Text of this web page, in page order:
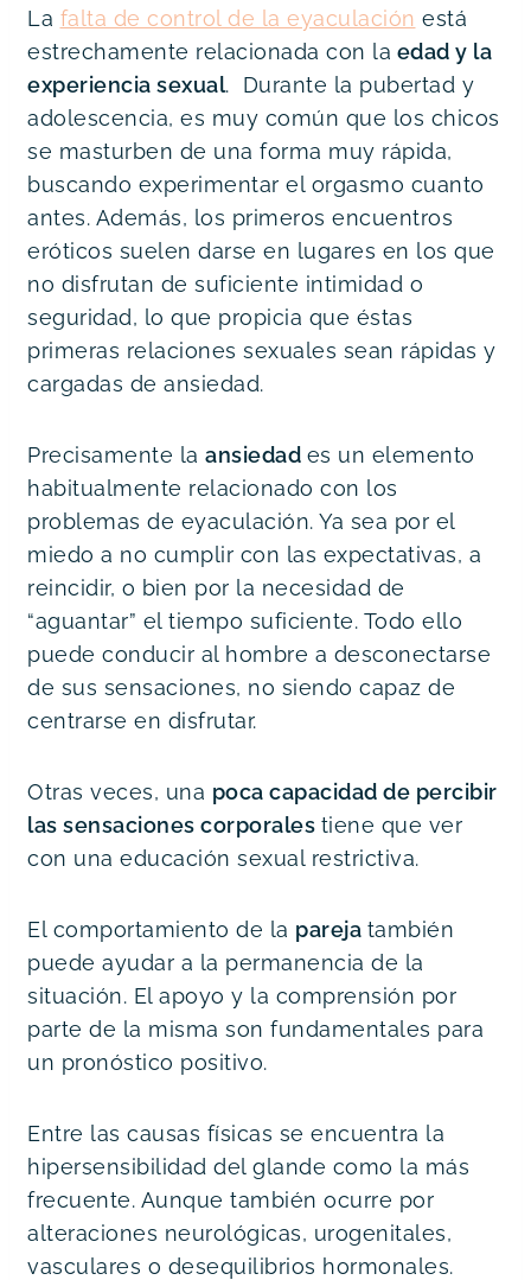
La falta de control de la eyaculación está
estrechamente relacionada con la edad y la
experiencia sexual.  Durante la pubertad y
adolescencia, es muy común que los chicos
se masturben de una forma muy rápida,
buscando experimentar el orgasmo cuanto
antes. Además, los primeros encuentros
eróticos suelen darse en lugares en los que
no disfrutan de suficiente intimidad o
seguridad, lo que propicia que éstas
primeras relaciones sexuales sean rápidas y
cargadas de ansiedad.
Precisamente la ansiedad es un elemento
habitualmente relacionado con los
problemas de eyaculación. Ya sea por el
miedo a no cumplir con las expectativas, a
reincidir, o bien por la necesidad de
“aguantar” el tiempo suficiente. Todo ello
puede conducir al hombre a desconectarse
de sus sensaciones, no siendo capaz de
centrarse en disfrutar.
Otras veces, una poca capacidad de percibir
las sensaciones corporales tiene que ver
con una educación sexual restrictiva.
El comportamiento de la pareja también
puede ayudar a la permanencia de la
situación. El apoyo y la comprensión por
parte de la misma son fundamentales para
un pronóstico positivo.
Entre las causas físicas se encuentra la
hipersensibilidad del glande como la más
frecuente. Aunque también ocurre por
alteraciones neurológicas, urogenitales,
vasculares o desequilibrios hormonales.